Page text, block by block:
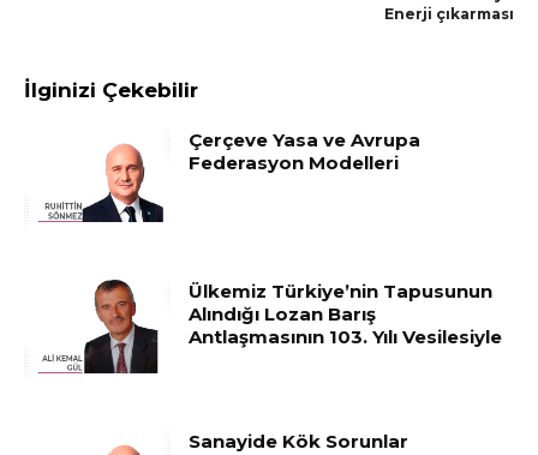
Enerji çıkarması
İlginizi Çekebilir
Çerçeve Yasa ve Avrupa
Federasyon Modelleri
Ülkemiz Türkiye’nin Tapusunun
Alındığı Lozan Barış
Antlaşmasının 103. Yılı Vesilesiyle
Sanayide Kök Sorunlar